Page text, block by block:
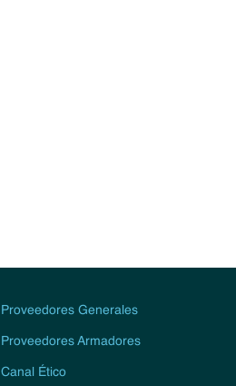
Proveedores Generales
Proveedores Armadores
Canal Ético